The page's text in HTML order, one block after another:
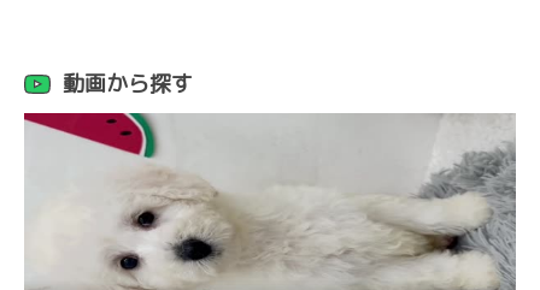
動画から探す